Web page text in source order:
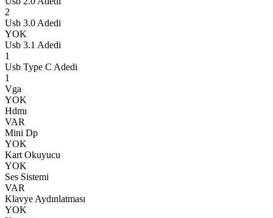
2
Usb 3.0 Adedi
YOK
Usb 3.1 Adedi
1
Usb Type C Adedi
1
Vga
YOK
Hdmı
VAR
Mini Dp
YOK
Kart Okuyucu
YOK
Ses Sistemi
VAR
Klavye Aydınlatması
YOK